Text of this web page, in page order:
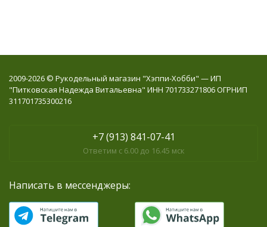
2009-2026 © Рукодельный магазин "Хэппи-Хобби" — ИП
"Питковская Надежда Витальевна" ИНН 701733271806 ОГРНИП
311701735300216
+7 (913) 841-07-41
Ответим с 6.00 до 16.45 мск
Написать в мессенджеры: